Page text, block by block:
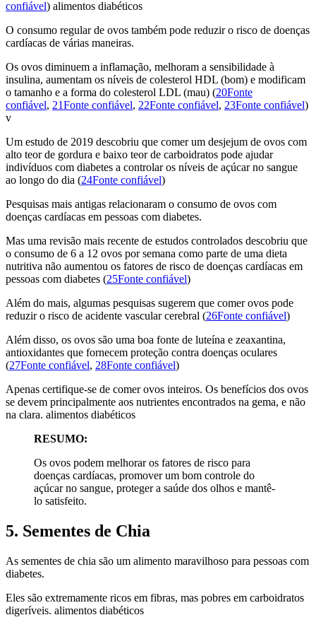
confiável) alimentos diabéticos
O consumo regular de ovos também pode reduzir o risco de doenças
cardíacas de várias maneiras.
Os ovos diminuem a inflamação, melhoram a sensibilidade à
insulina, aumentam os níveis de colesterol HDL (bom) e modificam
o tamanho e a forma do colesterol LDL (mau) (20Fonte
confiável, 21Fonte confiável, 22Fonte confiável, 23Fonte confiável)
v
Um estudo de 2019 descobriu que comer um desjejum de ovos com
alto teor de gordura e baixo teor de carboidratos pode ajudar
indivíduos com diabetes a controlar os níveis de açúcar no sangue
ao longo do dia (24Fonte confiável)
Pesquisas mais antigas relacionaram o consumo de ovos com
doenças cardíacas em pessoas com diabetes.
Mas uma revisão mais recente de estudos controlados descobriu que
o consumo de 6 a 12 ovos por semana como parte de uma dieta
nutritiva não aumentou os fatores de risco de doenças cardíacas em
pessoas com diabetes (25Fonte confiável)
Além do mais, algumas pesquisas sugerem que comer ovos pode
reduzir o risco de acidente vascular cerebral (26Fonte confiável)
Além disso, os ovos são uma boa fonte de luteína e zeaxantina,
antioxidantes que fornecem proteção contra doenças oculares
(27Fonte confiável, 28Fonte confiável)
Apenas certifique-se de comer ovos inteiros. Os benefícios dos ovos
se devem principalmente aos nutrientes encontrados na gema, e não
na clara. alimentos diabéticos
RESUMO:
Os ovos podem melhorar os fatores de risco para
doenças cardíacas, promover um bom controle do
açúcar no sangue, proteger a saúde dos olhos e mantê-
lo satisfeito.
5. Sementes de Chia
As sementes de chia são um alimento maravilhoso para pessoas com
diabetes.
Eles são extremamente ricos em fibras, mas pobres em carboidratos
digeríveis. alimentos diabéticos